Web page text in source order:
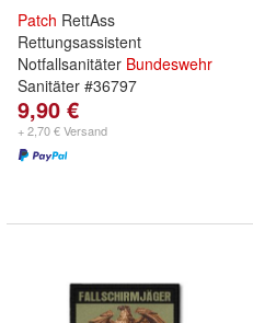
Patch RettAss
Rettungsassistent
Notfallsanitäter Bundeswehr
Sanitäter #36797
9,90 €
+ 2,70 € Versand